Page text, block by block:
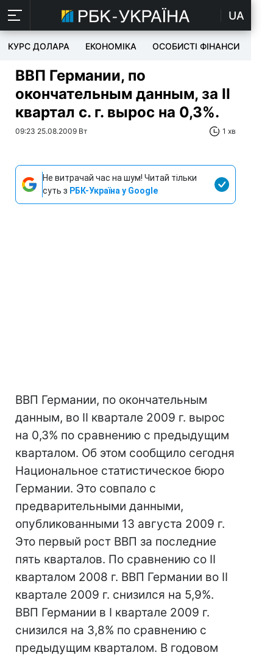
UA
КУРС ДОЛАРА ЕКОНОМІКА ОСОБИСТІ ФІНАНСИ
ВВП Германии, по
окончательным данным, за II
квартал с. г. вырос на 0,3%.
09:23 25.08.2009 Вт 1 хв
Не витрачай час на шум! Читай тільки
суть з РБК-Україна у Google
ВВП Германии, по окончательным
данным, во II квартале 2009 г. вырос
на 0,3% по сравнению с предыдущим
кварталом. Об этом сообщило сегодня
Национальное статистическое бюро
Германии. Это совпало с
предварительными данными,
опубликованными 13 августа 2009 г.
Это первый рост ВВП за последние
пять кварталов. По сравнению со II
кварталом 2008 г. ВВП Германии во II
квартале 2009 г. снизился на 5,9%.
ВВП Германии в I квартале 2009 г.
снизился на 3,8% по сравнению с
предыдущим кварталом. В годовом